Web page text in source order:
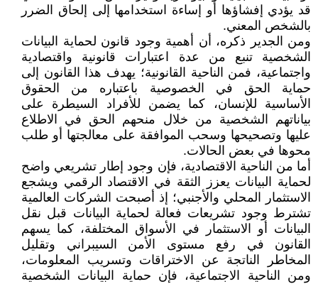
قد يؤدي إفشاؤها أو إساءة استخدامها إلى إلحاق الضرر
بالشخص المعني.
ومن الجدير ذكره، أن أهمية وجود قانون لحماية البيانات
الشخصية تنبع من عدة اعتبارات قانونية واقتصادية
واجتماعية، فمن الناحية القانونية؛ يهدف هذا القانون إلى
حماية الحق في الخصوصية باعتباره من الحقوق
الأساسية للإنسان، كما يضمن للأفراد السيطرة على
بياناتهم الشخصية من خلال منحهم الحق في الاطلاع
عليها وتصحيحها وسحب الموافقة على معالجتها أو طلب
محوها في بعض الحالات.
أما من الناحية الاقتصادية، فإن وجود إطار تشريعي واضح
لحماية البيانات يعزز الثقة في الاقتصاد الرقمي ويشجع
الاستثمار المحلي والأجنبي؛ إذ أصبحت الشركات العالمية
تشترط وجود تشريعات فعالة لحماية البيانات قبل نقل
البيانات أو الاستثمار في الأسواق المختلفة، كما يسهم
القانون في رفع مستوى الأمن السيبراني وتقليل
المخاطر الناتجة عن الاختراقات وتسريب المعلومات،
ومن الناحية الاجتماعية، فإن حماية البيانات الشخصية